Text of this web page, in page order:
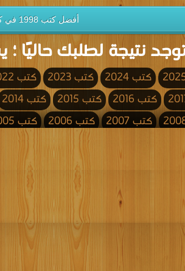
أفضل كتب 1998 في كل المكتبة
نتيجة لطلبك حاليًا
كتب 2024 كتب 2023 كتب 2022
كتب 2016 كتب 2015 كتب 2014
كتب 2007 كتب 2006 كتب 2005
كتب 1998 كتب 1997
كتب 1989 كتب 1988
كتب 1979
كتب 1971 كتب 1970
كتب 1962 كتب 1961
كتب 1952